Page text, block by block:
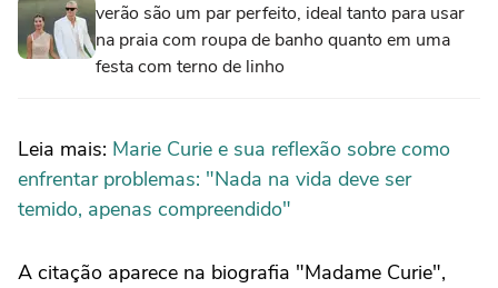
verão são um par perfeito, ideal tanto para usar
na praia com roupa de banho quanto em uma
festa com terno de linho
Leia mais: Marie Curie e sua reflexão sobre como
enfrentar problemas: "Nada na vida deve ser
temido, apenas compreendido"
A citação aparece na biografia "Madame Curie",